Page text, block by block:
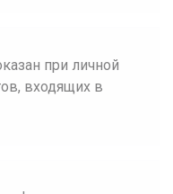
при личной
входящих в